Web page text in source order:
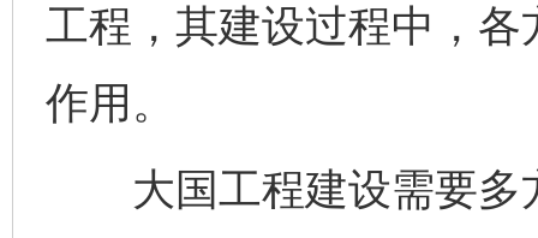
工程，其建设过程中，
作用。
大国工程建设需要多